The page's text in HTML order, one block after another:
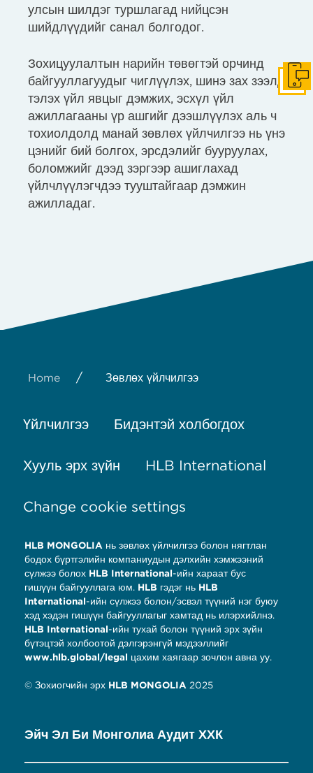
улсын шилдэг туршлагад нийцсэн
шийдлүүдийг санал болгодог.
Зохицуулалтын нарийн төвөгтэй орчинд
байгууллагуудыг чиглүүлэх, шинэ зах зээлд
тэлэх үйл явцыг дэмжих, эсхүл үйл
ажиллагааны үр ашгийг дээшлүүлэх аль ч
тохиолдолд манай зөвлөх үйлчилгээ нь үнэ
цэнийг бий болгох, эрсдэлийг бууруулах,
боломжийг дээд зэргээр ашиглахад
үйлчлүүлэгчдээ тууштайгаар дэмжин
ажилладаг.
Home / Зөвлөх үйлчилгээ
Үйлчилгээ Бидэнтэй холбогдох
Хууль эрх зүйн HLB International
Change cookie settings
HLB MONGOLIA нь зөвлөх үйлчилгээ болон нягтлан
бодох бүртгэлийн компаниудын дэлхийн хэмжээний
сүлжээ болох HLB International-ийн хараат бус
гишүүн байгууллага юм. HLB гэдэг нь HLB
International-ийн сүлжээ болон/эсвэл түүний нэг буюу
хэд хэдэн гишүүн байгууллагыг хамтад нь илэрхийлнэ.
HLB International-ийн тухай болон түүний эрх зүйн
бүтэцтэй холбоотой дэлгэрэнгүй мэдээллийг
www.hlb.global/legal цахим хаягаар зочлон авна уу.
© Зохиогчийн эрх HLB MONGOLIA 2025
Эйч Эл Би Монголиа Аудит ХХК
Get